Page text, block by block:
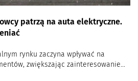
patrzą na auta elektryczne.
rynku zaczyna wpływać na
zwiększając zainteresowanie...